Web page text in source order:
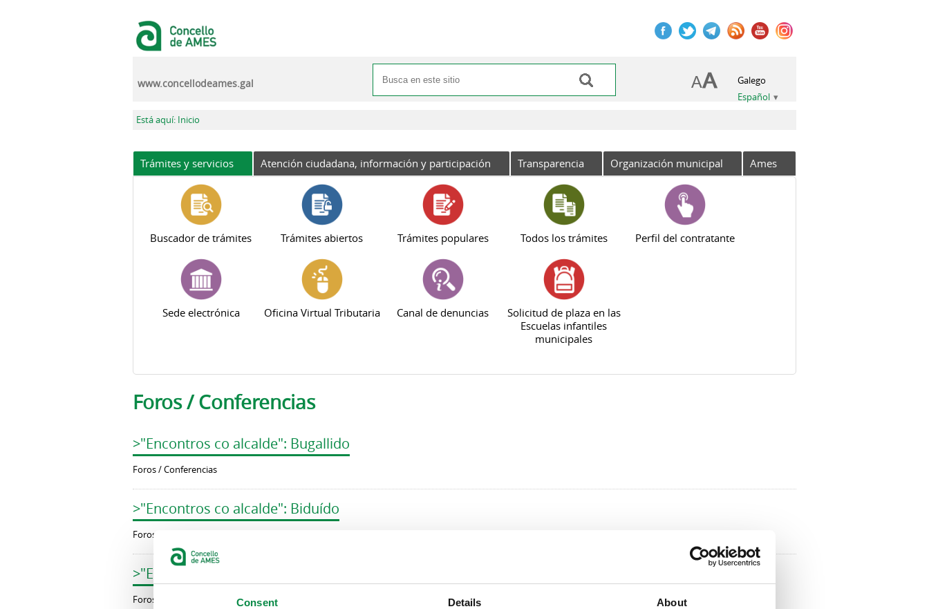
Consent Details About
Formulario de búsqueda
Buscar
Galego
Español
www.concellodeames.gal
Se encuentra usted aquí
Está aquí: Inicio
Trámites y servicios Atención ciudadana, información y participación Transparencia Organización municipal Ames
Buscador de trámites Trámites abiertos Trámites populares Todos los trámites Perfil del contratante
Sede electrónica Oficina Virtual Tributaria Canal de denuncias
Solicitud de plaza en las
Escuelas infantiles
municipales
Foros / Conferencias
>"Encontros co alcalde": Bugallido
Foros / Conferencias
>"Encontros co alcalde": Biduído
Foros / Conferencias
>"Encontros co alcalde": Augapesada
Foros / Conferencias